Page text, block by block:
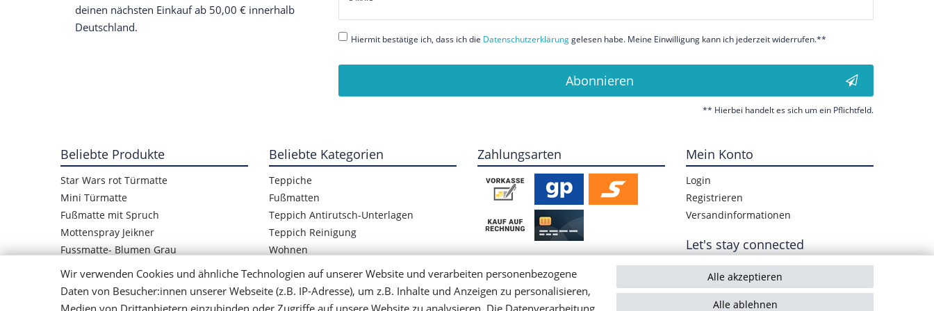
deinen nächsten Einkauf ab 50,00 € innerhalb
Deutschland.
Honig
Hiermit bestätige ich, dass ich die Daten­schutz­erklärunggelesen habe. Meine Einwilligung kann ich jederzeit widerrufen.**
Abonnieren
** Hierbei handelt es sich um ein Pflichtfeld.
Beliebte Produkte
Star Wars rot Türmatte
Mini Türmatte
Fußmatte mit Spruch
Mottenspray Jeikner
Fussmatte- Blumen Grau
Star Wars Logo Türmatte
Kinder Fußmatte Frosch
Mensch ärger Dich nicht Teppich
Beliebte Kategorien
Teppiche
Fußmatten
Teppich Antirutsch-Unterlagen
Teppich Reinigung
Wohnen
Zahlungsarten Mein Konto
Login
Registrieren
Versandinformationen
Let's stay connected
Wir verwenden Cookies und ähnliche Technologien auf unserer Website und verarbeiten personenbezogene
Daten von Besucher:innen unserer Webseite (z.B. IP-Adresse), um z.B. Inhalte und Anzeigen zu personalisieren,
Alle akzeptieren
Alle ablehnen